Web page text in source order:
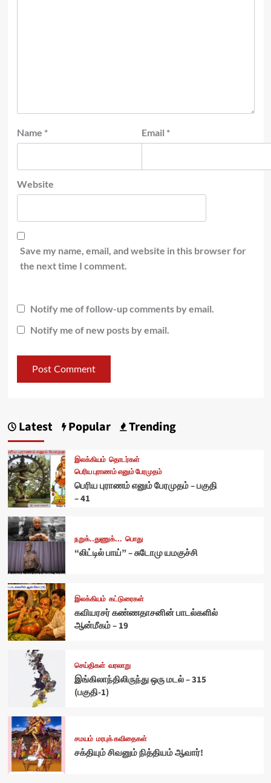
Name * Email *
Website
Save my name, email, and website in this browser for
the next time I comment.
Notify me of follow-up comments by email.
Notify me of new posts by email.
Latest Popular Trending
இலக்கியம் தொடர்கள்
பெரிய புராணம் எனும் பேரமுதம்
பெரிய புராணம் எனும் பேரமுதம் – பகுதி
– 41
நறுக்..துணுக்... பொது
“லிட்டில் பாய்” – சுடோமு யமகுச்சி
இலக்கியம் கட்டுரைகள்
கவியரசர் கண்ணதாசனின் பாடல்களில்
ஆன்மீகம் – 19
செய்திகள் வரலாறு
இங்கிலாந்திலிருந்து ஒரு மடல் – 315
(பகுதி-1)
சமயம் மரபுக் கவிதைகள்
சக்தியும் சிவனும் நித்தியம் ஆவார்!